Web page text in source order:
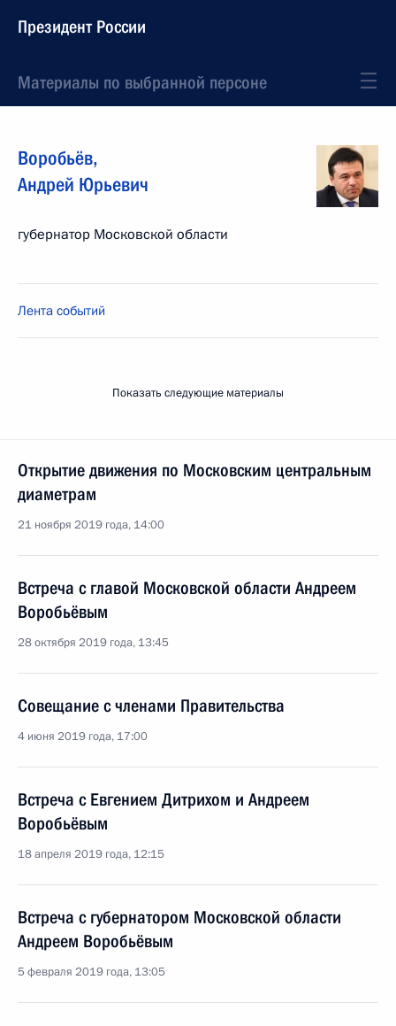
Президент России
Материалы по выбранной персоне
Воробьёв,
Андрей Юрьевич
губернатор Московской области
Лента событий
Показать следующие материалы
Открытие движения по Московским центральным
диаметрам
21 ноября 2019 года, 14:00
Встреча с главой Московской области Андреем
Воробьёвым
28 октября 2019 года, 13:45
Совещание с членами Правительства
4 июня 2019 года, 17:00
Встреча с Евгением Дитрихом и Андреем
Воробьёвым
18 апреля 2019 года, 12:15
Встреча с губернатором Московской области
Андреем Воробьёвым
5 февраля 2019 года, 13:05